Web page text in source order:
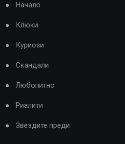
Начало
Клюки
Куриози
Скандали
Любопитно
Риалити
Звездите преди